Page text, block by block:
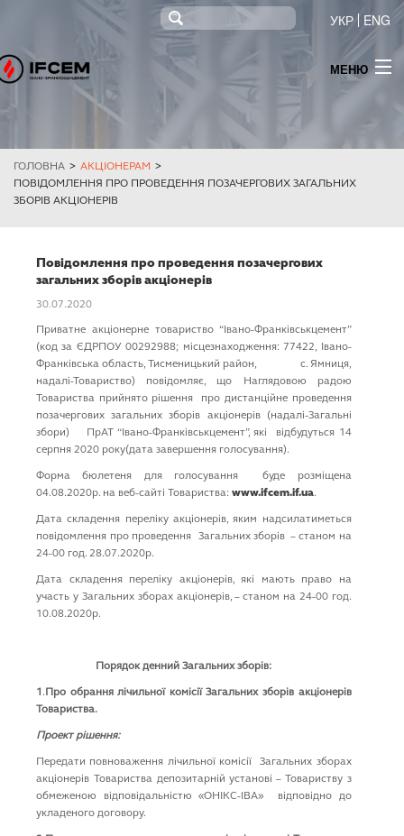
УКР ENG
МЕНЮ
ПРО КОМПАНІЮ
ПРОДУКЦІЯ
ІНФОРМАЦІЯ ДЛЯ АКЦІОНЕРІВ ТА СТЕЙКХОЛДЕРІВ
КОНТАКТИ
ПОСТАЧАННЯ ЕЛЕКТРОЕНЕРГІЇ
КАР’ЄРА
ГОЛОВНА > АКЦІОНЕРАМ >
ПОВІДОМЛЕННЯ ПРО ПРОВЕДЕННЯ ПОЗАЧЕРГОВИХ ЗАГАЛЬНИХ
ЗБОРІВ АКЦІОНЕРІВ
Повідомлення про проведення позачергових
загальних зборів акціонерів
30.07.2020
Приватне акціонерне товариство “Івано-Франківськцемент”
(код за ЄДРПОУ 00292988; місцезнаходження: 77422, Івано-
Франківська область, Тисменицький район, с. Ямниця,
надалі-Товариство) повідомляє, що Наглядовою радою
Товариства прийнято рішення про дистанційне проведення
позачергових загальних зборів акціонерів (надалі-Загальні
збори) ПрАТ “Івано-Франківськцемент”, які відбудуться 14
серпня 2020 року(дата завершення голосування).
Форма бюлетеня для голосування буде розміщена
04.08.2020р. на веб-сайті Товариства: www.ifcem.if.ua.
Дата складення переліку акціонерів, яким надсилатиметься
повідомлення про проведення Загальних зборів – станом на
24-00 год. 28.07.2020р.
Дата складення переліку акціонерів, які мають право на
участь у Загальних зборах акціонерів, – станом на 24-00 год.
10.08.2020р.
Порядок денний Загальних зборів:
1 .Про обрання лічильної комісії Загальних зборів акціонерів
Товариства.
Проект рішення:
Передати повноваження лічильної комісії Загальних зборах
акціонерів Товариства депозитарній установі – Товариству з
обмеженою відповідальністю «ОНІКС-ІВА» відповідно до
укладеного договору.